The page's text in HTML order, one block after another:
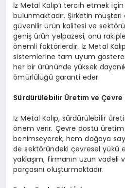
İz Metal Kalıp’ı tercih etmek
bulunmaktadır. Şirketin müşteri
güvenilir ürün kalitesi ve
geniş ürün yelpazesi, onu
önemli faktörlerdir. İz Metal
sistemlerine tam uyum
her bir ürününde yüksek
ömürlülüğü garanti eder.
Sürdürülebilir Üretim ve Çevre
İz Metal Kalıp, sürdürülebilir
önem verir. Çevre dostu
benimseyerek, hem doğaya
de sektöründeki çevresel yükü
yaklaşım, firmanın uzun vadeli
parçasını oluşturmaktadır.